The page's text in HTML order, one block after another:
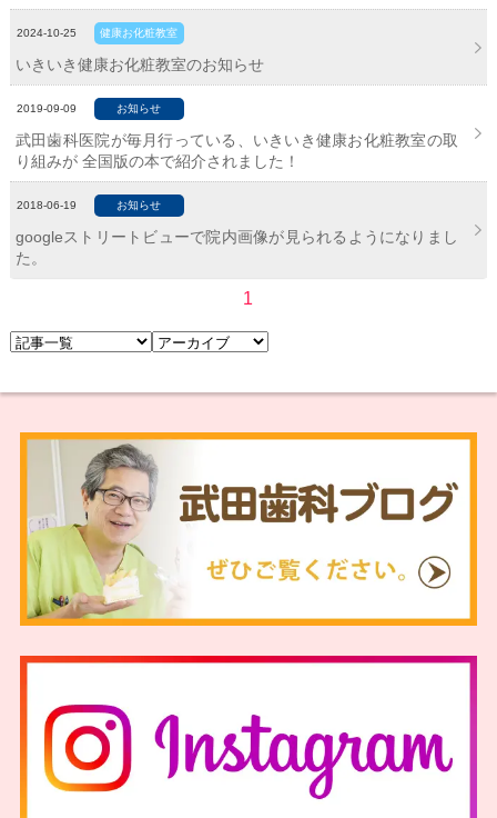
2024-10-25 健康お化粧教室
いきいき健康お化粧教室のお知らせ
2019-09-09 お知らせ
武田歯科医院が毎月行っている、いきいき健康お化粧教室の取
り組みが 全国版の本で紹介されました！
2018-06-19 お知らせ
googleストリートビューで院内画像が見られるようになりまし
た。
1